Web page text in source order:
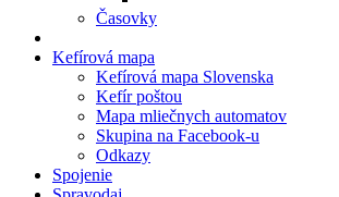
Časovky
Kefírová mapa
Kefírová mapa Slovenska
Kefír poštou
Mapa mliečnych automatov
Skupina na Facebook‑u
Odkazy
Spojenie